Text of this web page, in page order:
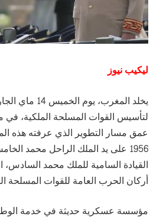
ليكيب نيوز
يخلد المغرب،
لتأسيس القوات المسلحة الملكية،
عمق مسار التطوير الذي عرفته هذه
1956 على يد الملك الراحل محمد
القيادة السامية للملك محمد السادس،
أركان الحرب العامة للقوات المسلحة
مؤسسة عسكرية حديثة في خدمة